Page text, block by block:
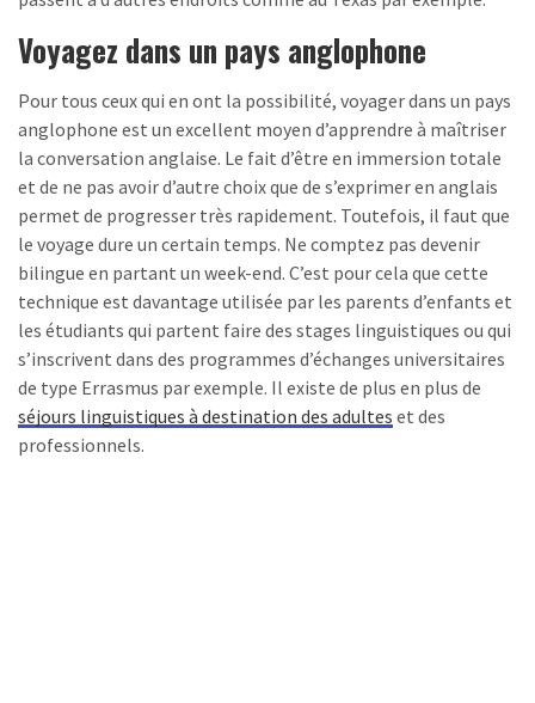
Voyagez dans un pays anglophone
Pour tous ceux qui en ont la possibilité, voyager dans un pays
anglophone est un excellent moyen d’apprendre à maîtriser
la conversation anglaise. Le fait d’être en immersion totale
et de ne pas avoir d’autre choix que de s’exprimer en anglais
permet de progresser très rapidement. Toutefois, il faut que
le voyage dure un certain temps. Ne comptez pas devenir
bilingue en partant un week-end. C’est pour cela que cette
technique est davantage utilisée par les parents d’enfants et
les étudiants qui partent faire des stages linguistiques ou qui
s’inscrivent dans des programmes d’échanges universitaires
de type Errasmus par exemple. Il existe de plus en plus de
séjours linguistiques à destination des adultes et des
professionnels.